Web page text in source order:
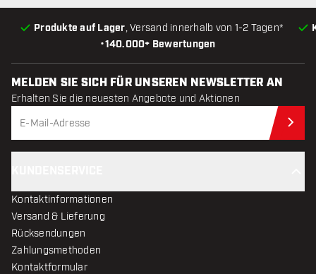
•140.000+ Bewertungen
Produkte auf Lager, Versand innerhalb von 1-2 Tagen*
MELDEN SIE SICH FÜR UNSEREN NEWSLETTER AN
Erhalten Sie die neuesten Angebote und Aktionen
Kontaktinformationen
Versand & Lieferung
Rücksendungen
Zahlungsmethoden
Kontaktformular